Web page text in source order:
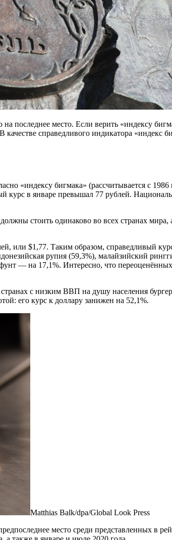
последнее место. Если верить «индексу
справедливого индикатора «индекс
«индексу бигмака» (рассчитывается с
курс в январе превышал 77 рублей.
стоить одинаково во всех странах
$1,77. Таким образом, справедливый
рупия (59,3%), малайзийский
— на 17,1%. Интересно, что
с низким ВВП на душу населения
его курс к доллару занижен на 52,1%.
Matthias Balk/dpa/Global Look Press
место среди представленных в